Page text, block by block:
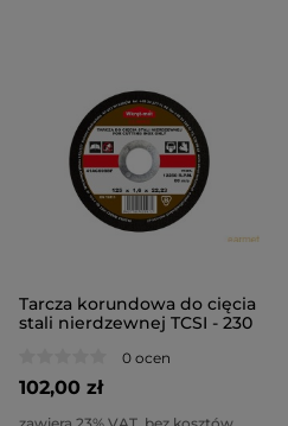
Tarcza korundowa do cięcia
stali nierdzewnej TCSI - 230
0 ocen
102,00 zł